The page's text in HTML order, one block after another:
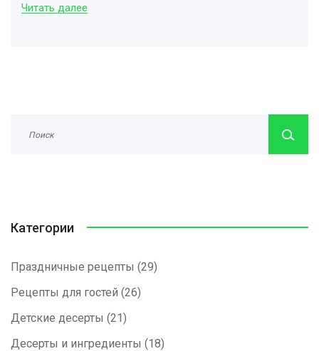
ингредиентов для поддержания их свежести и
Читать далее
Категории
Праздничные рецепты (29)
Рецепты для гостей (26)
Детские десерты (21)
Десерты и ингредиенты (18)